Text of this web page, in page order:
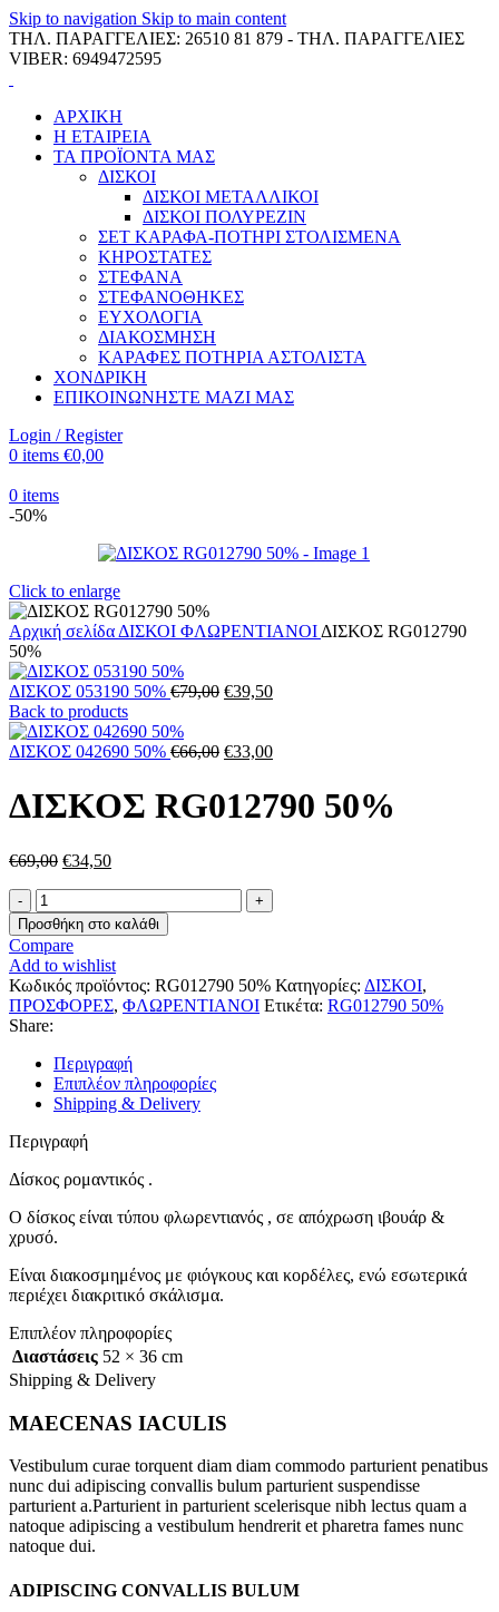
Skip to navigation Skip to main content
ΤΗΛ. ΠΑΡΑΓΓΕΛΙΕΣ: 26510 81 879 - ΤΗΛ. ΠΑΡΑΓΓΕΛΙΕΣ
VIBER: 6949472595
ΑΡΧΙΚΗ
Η ΕΤΑΙΡΕΙΑ
ΤΑ ΠΡΟΪΟΝΤΑ ΜΑΣ
ΔΙΣΚΟΙ
ΔΙΣΚΟΙ ΜΕΤΑΛΛΙΚΟΙ
ΔΙΣΚΟΙ ΠΟΛΥΡΕΖΙΝ
ΣΕΤ ΚΑΡΑΦΑ-ΠΟΤΗΡΙ ΣΤΟΛΙΣΜΕΝΑ
ΚΗΡΟΣΤΑΤΕΣ
ΣΤΕΦΑΝΑ
ΣΤΕΦΑΝΟΘΗΚΕΣ
ΕΥΧΟΛΟΓΙΑ
ΔΙΑΚΟΣΜΗΣΗ
ΚΑΡΑΦΕΣ ΠΟΤΗΡΙΑ ΑΣΤΟΛΙΣΤΑ
ΧΟΝΔΡΙΚΗ
ΕΠΙΚΟΙΝΩΝΗΣΤΕ ΜΑΖΙ ΜΑΣ
Login / Register
0 items €0,00
0 items
-50%
Click to enlarge
Αρχική σελίδα ΔΙΣΚΟΙ ΦΛΩΡΕΝΤΙΑΝΟΙ ΔΙΣΚΟΣ RG012790
50%
ΔΙΣΚΟΣ 053190 50% €79,00 Original
€79,00.
€39,50Η
είναι:
Back to products
ΔΙΣΚΟΣ 042690 50% €66,00 Original
was:
€66,00.
€33,00Η
τιμή
είναι:
ΔΙΣΚΟΣ RG012790 50%
€69,00 Original
€69,00.
€34,50Η
είναι:
€34,50.
ΔΙΣΚΟΣ
RG012790
50%
ποσότητα
Προσθήκη στο καλάθι
Compare
Add to wishlist
Κωδικός προϊόντος: RG012790 50% Κατηγορίες: ΔΙΣΚΟΙ,
ΠΡΟΣΦΟΡΕΣ, ΦΛΩΡΕΝΤΙΑΝΟΙ Ετικέτα: RG012790 50%
Share:
Περιγραφή
Επιπλέον πληροφορίες
Shipping & Delivery
Περιγραφή
Δίσκος ρομαντικός .
Ο δίσκος είναι τύπου φλωρεντιανός , σε απόχρωση ιβουάρ &
χρυσό.
Είναι διακοσμημένος με φιόγκους και κορδέλες, ενώ εσωτερικά
περιέχει διακριτικό σκάλισμα.
Επιπλέον πληροφορίες
Διαστάσεις 52 × 36 cm
Shipping & Delivery
MAECENAS IACULIS
Vestibulum curae torquent diam diam commodo parturient penatibus
nunc dui adipiscing convallis bulum parturient suspendisse
parturient a.Parturient in parturient scelerisque nibh lectus quam a
natoque adipiscing a vestibulum hendrerit et pharetra fames nunc
natoque dui.
ADIPISCING CONVALLIS BULUM